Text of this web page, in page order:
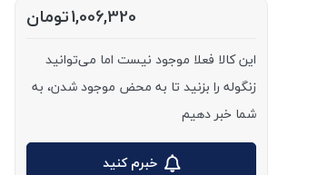
1,006,320تومان
این کالا فعلا موجود نیست اما می‌توانید
زنگوله را بزنید تا به محض موجود شدن، به
شما خبر دهیم
خبرم کنید